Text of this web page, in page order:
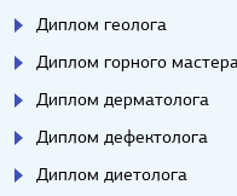
Диплом геолога
Диплом горного
Диплом дерматолога
Диплом дефектолога
Диплом диетолога